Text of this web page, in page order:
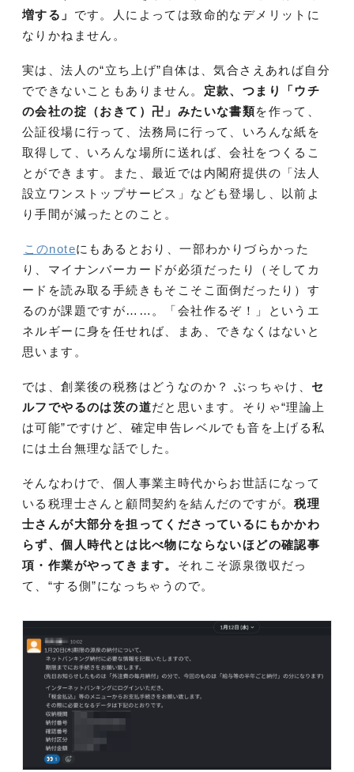
増する」 です。人によっては致命的なデメリットに
なりかねません。
実は、法人の“立ち上げ”自体は、気合さえあれば自分
でできないこともありません。 定款、つまり「ウチ
の会社の掟（おきて）卍」みたいな書類を作って、
公証役場に行って、法務局に行って、いろんな紙を
取得して、いろんな場所に送れば、会社をつくるこ
とができます。また、最近では内閣府提供の「法人
設立ワンストップサービス」なども登場し、以前よ
り手間が減ったとのこと。
このnoteにもあるとおり、一部わかりづらかった
り、マイナンバーカードが必須だったり（そしてカ
ードを読み取る手続きもそこそこ面倒だったり）す
るのが課題ですが……。「会社作るぞ！」というエ
ネルギーに身を任せれば、まあ、できなくはないと
思います。
では、創業後の税務はどうなのか？ ぶっちゃけ、 セ
ルフでやるのは茨の道だと思います。そりゃ“理論上
は可能”ですけど、確定申告レベルでも音を上げる私
には土台無理な話でした。
そんなわけで、個人事業主時代からお世話になって
いる税理士さんと顧問契約を結んだのですが。税理
士さんが大部分を担ってくださっているにもかかわ
らず、個人時代とは比べ物にならないほどの確認事
項・作業がやってきます。 それこそ源泉徴収だっ
て、“する側”になっちゃうので。